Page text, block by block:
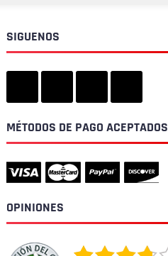
SIGUENOS
MÉTODOS DE PAGO ACEPTADOS
OPINIONES